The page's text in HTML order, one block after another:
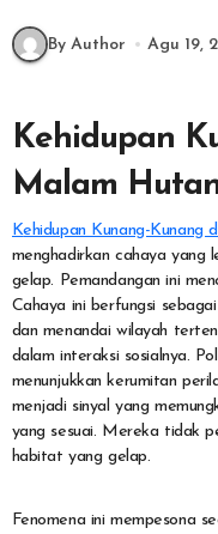
By Author Agu 19,
Kehidupan
Malam
Kehidupan Kunang-
menghadirkan cahaya yang
gelap. Pemandangan ini
Cahaya ini berfungsi
dan menandai wilayah
dalam interaksi sosialnya.
menunjukkan kerumitan
menjadi sinyal yang
yang sesuai. Mereka tidak
habitat yang gelap.
Fenomena ini mempesona